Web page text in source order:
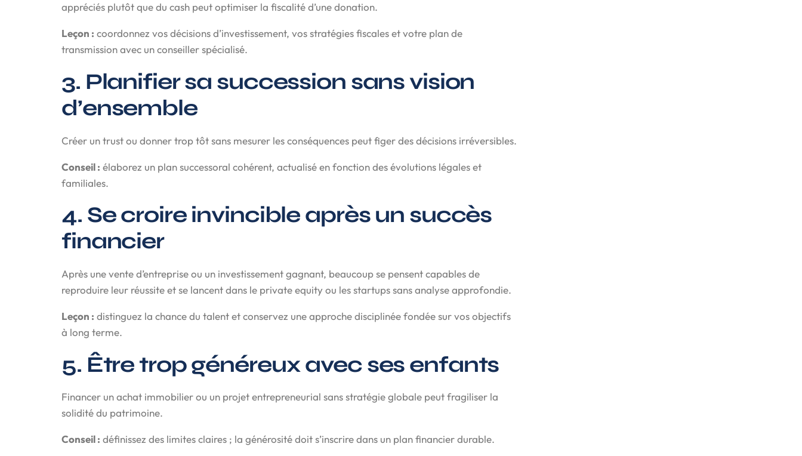
appréciés plutôt que du cash peut optimiser la fiscalité d’une donation.
Leçon : coordonnez vos décisions d’investissement, vos stratégies fiscales et votre plan de
transmission avec un conseiller spécialisé.
3. Planifier sa succession sans vision
d’ensemble
Créer un trust ou donner trop tôt sans mesurer les conséquences peut figer des décisions irréversibles.
Conseil : élaborez un plan successoral cohérent, actualisé en fonction des évolutions légales et
familiales.
4. Se croire invincible après un succès
financier
Après une vente d’entreprise ou un investissement gagnant, beaucoup se pensent capables de
reproduire leur réussite et se lancent dans le private equity ou les startups sans analyse approfondie.
Leçon : distinguez la chance du talent et conservez une approche disciplinée fondée sur vos objectifs
à long terme.
5. Être trop généreux avec ses enfants
Financer un achat immobilier ou un projet entrepreneurial sans stratégie globale peut fragiliser la
solidité du patrimoine.
Conseil : définissez des limites claires ; la générosité doit s’inscrire dans un plan financier durable.